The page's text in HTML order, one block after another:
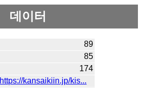
데이터
89
85
174
https://kansaikiin.jp/kis...